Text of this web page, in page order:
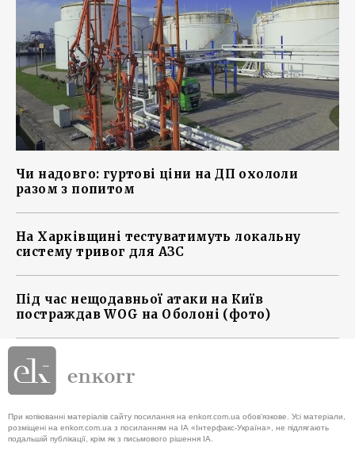
Чи надовго: гуртові ціни на ДП охололи
разом з попитом
На Харківщині тестуватимуть локальну
систему тривог для АЗС
Під час нещодавньої атаки на Київ
постраждав WOG на Оболоні (фото)
При копіюванні матеріалів сайту посилання на enkorr.com.ua обов'язкове. Усі матеріали,
розміщені на enkorr.com.ua з посиланням на ІА «Інтерфакс-Україна», не підлягають
подальшій публікації, крім як з письмового рішення ІА.